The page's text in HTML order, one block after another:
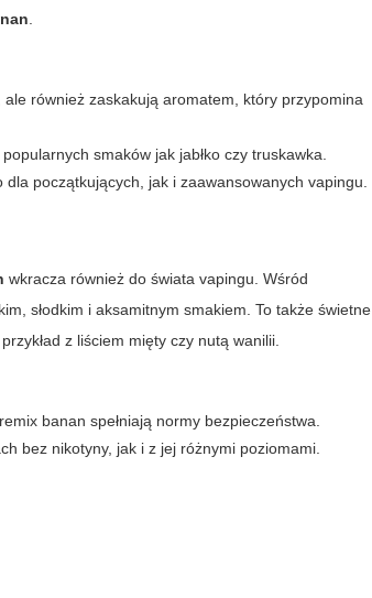
również zaskakują aromatem, który przypomina
smaków jak jabłko czy truskawka.
początkujących, jak i zaawansowanych vapingu.
wkracza również do świata vapingu. Wśród
słodkim i aksamitnym smakiem. To także świetne
z liściem mięty czy nutą wanilii.
banan spełniają normy bezpieczeństwa.
bez nikotyny, jak i z jej różnymi poziomami.